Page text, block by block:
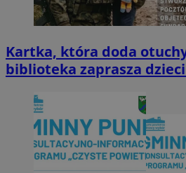
Kartka, która doda
biblioteka zaprasza